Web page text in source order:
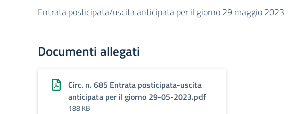
Entrata posticipata/uscita anticipata per il giorno 29 maggio 2023
Documenti allegati
Circ. n. 685 Entrata posticipata-uscita
anticipata per il giorno 29-05-2023.pdf
188 KB